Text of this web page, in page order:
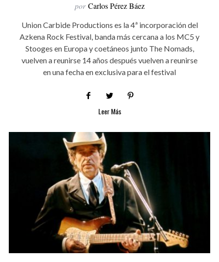
por Carlos Pérez Báez
Union Carbide Productions es la 4ª incorporación del
Azkena Rock Festival, banda más cercana a los MC5 y
Stooges en Europa y coetáneos junto The Nomads,
vuelven a reunirse 14 años después vuelven a reunirse
en una fecha en exclusiva para el festival
Leer Más